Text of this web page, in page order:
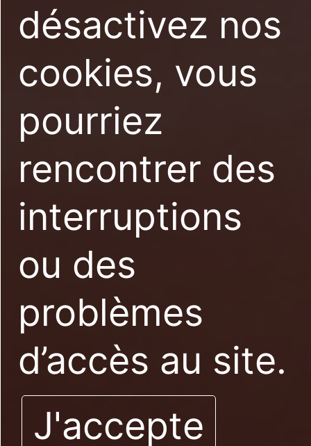
désactivez nos
cookies, vous
pourriez
rencontrer des
interruptions
ou des
problèmes
d’accès au site.
J'accepte